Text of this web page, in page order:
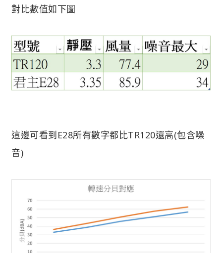
對比數值如下圖
這邊可看到E28所有數字都比TR120還高(包含噪
音)